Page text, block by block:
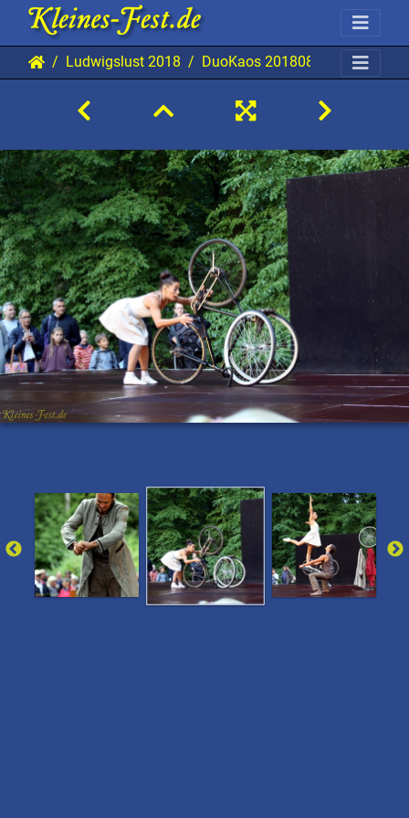
Ludwigslust 2018 DuoKaos 20180811 Lu BKu